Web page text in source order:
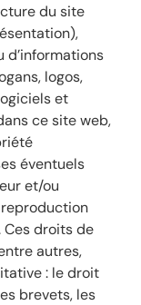
du site
d’informations
logos,
et
ce site web,
éventuels
et/ou
droits de
autres,
: le droit
brevets, les